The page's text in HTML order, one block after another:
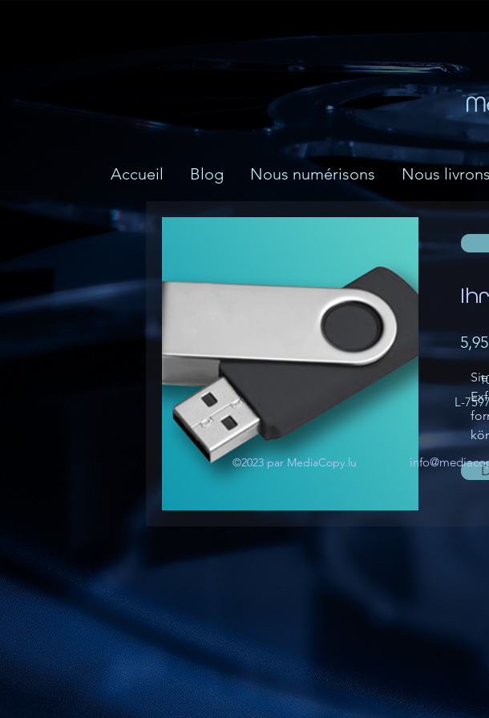
Accueil Blog Nous numérisons Nous livrons
L-
©2023 par MediaCopy.lu